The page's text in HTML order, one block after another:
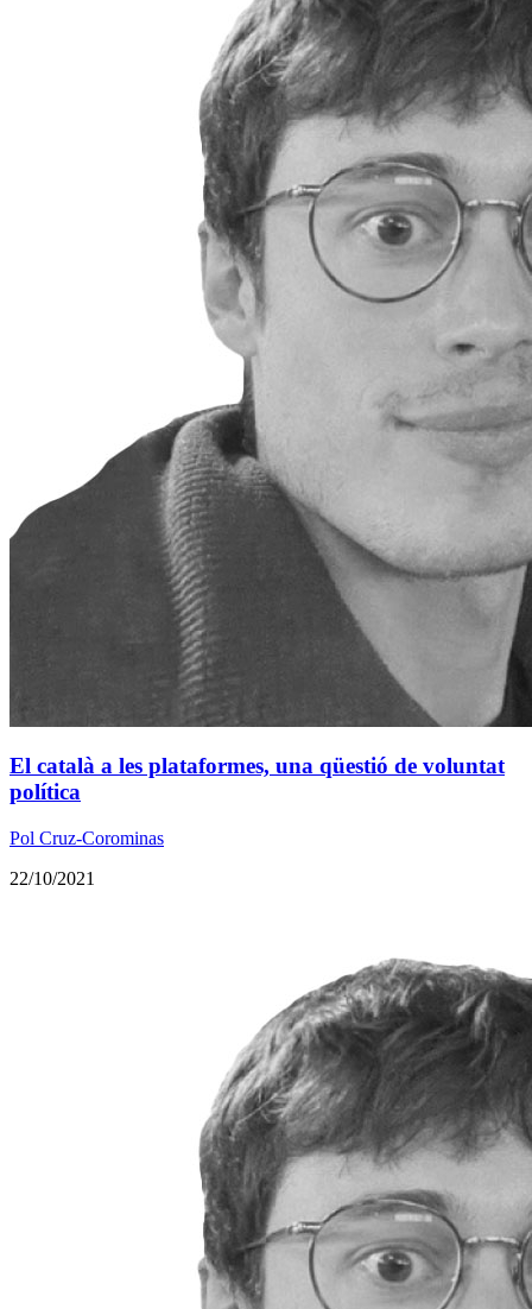
El català a les plataformes, una qüestió de voluntat
política
Pol Cruz-Corominas
22/10/2021